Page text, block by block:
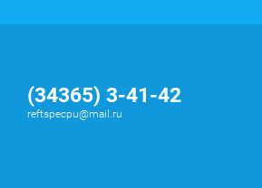
(34365) 3-41-42
reftspecpu@mail.ru